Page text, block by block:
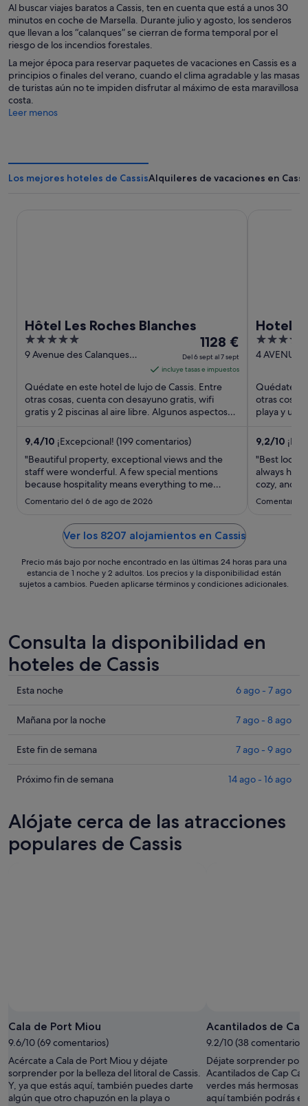
Al buscar viajes baratos a Cassis, ten en cuenta que está a unos 30
minutos en coche de Marsella. Durante julio y agosto, los senderos
que llevan a los “calanques” se cierran de forma temporal por el
riesgo de los incendios forestales.
La mejor época para reservar paquetes de vacaciones en Cassis es a
principios o finales del verano, cuando el clima agradable y las masas
de turistas aún no te impiden disfrutar al máximo de esta maravillosa
costa.
Leer menos
Los mejores hoteles de CassisAlquileres de vacaciones en
Hôtel Les Roches Blanches
5
out
5
9 Avenue des Calanques
El
precio
es
de
1128 €
por
6
sept
al
1128 €
Del 6 sept al 7 sept
incluye tasas e impuestos
Quédate en este hotel de lujo de Cassis. Entre
otras cosas, cuenta con desayuno gratis, wifi
gratis y 2 piscinas al aire libre. Algunos aspectos
9,4/10 ¡Excepcional! (199 comentarios)
"Beautiful property, exceptional views and the
staff were wonderful. A few special mentions
because hospitality means everything to me
beyond service. Jenna at the front dest,
repeatedly helped me with my unusual requests,
always with a smile and kindness. The concierge
team - every single one of ..."
Comentario del 6 de ago de 2026
Hotel
4
out
5
4 AVENUE
Quédate
otras
playa y una
9,2/10
"Best
always
cozy, and
come to
Comentario
Ver los 8207 alojamientos en Cassis
Precio más bajo por noche encontrado en las últimas 24 horas para una
estancia de 1 noche y 2 adultos. Los precios y la disponibilidad están
sujetos a cambios. Pueden aplicarse términos y condiciones adicionales.
Consulta la disponibilidad en
hoteles de Cassis
Comprueba
precios
Cassis
esta
ago
7
Esta noche 6 ago - 7 ago
Comprueba
precios
Cassis
por
noche,
Mañana por la noche 7 ago - 8 ago
Comprueba
precios
para
fin
Este fin de semana 7 ago - 9 ago
Comprueba
en
Cassis
para
Próximo fin de semana 14 ago - 16 ago
Alójate cerca de las atracciones
populares de Cassis
Cala de Port Miou
9.6/10 (69 comentarios)
Acércate a Cala de Port Miou y déjate
sorprender por la belleza del litoral de Cassis.
Y, ya que estás aquí, también puedes darte
algún que otro chapuzón en la playa o
Acantilados de
9.2/10 (38 comentarios)
Déjate sorprender por
Acantilados de Cap
verdes más hermosas
aquí también podrás